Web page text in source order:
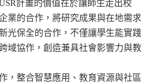
計畫的價值在於讓師生走出校
業的合作，將研究成果與在地需求
光保全的合作，不僅讓學生能實踐
域協作，創造兼具社會影響力與教
，整合智慧應用、教育資源與社區